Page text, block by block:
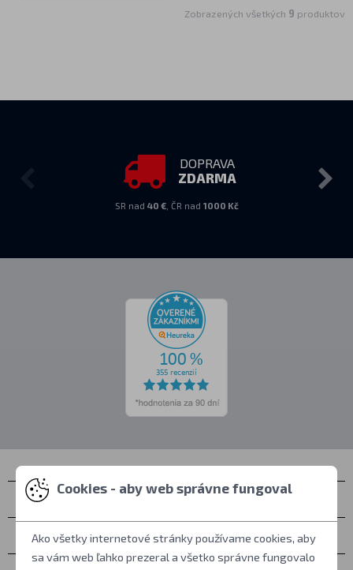
Zobrazených všetkých 9 produktov
DOPRAVA
ZDARMA
SR nad 40 €, ČR nad 1000 Kč
Kontakty
Zastihnete nás
Cookies - aby web správne fungoval
Ako všetky internetové stránky používame cookies, aby
sa vám web ľahko prezeral a všetko správne fungovalo